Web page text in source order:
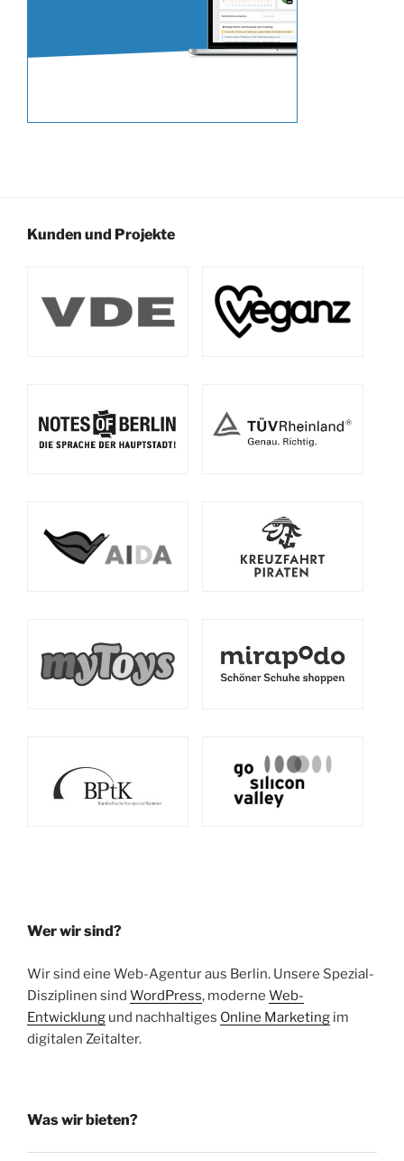
Kunden und Projekte
Wer wir sind?
Wir sind eine Web-Agentur aus Berlin. Unsere Spezial-
Disziplinen sind WordPress, moderne Web-
Entwicklung und nachhaltiges Online Marketing im
digitalen Zeitalter.
Was wir bieten?